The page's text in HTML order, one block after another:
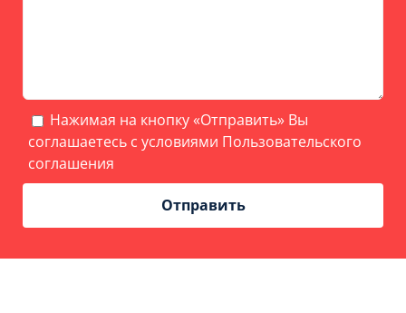
Нажимая на кнопку «Отправить» Вы
соглашаетесь с условиями Пользовательского
соглашения